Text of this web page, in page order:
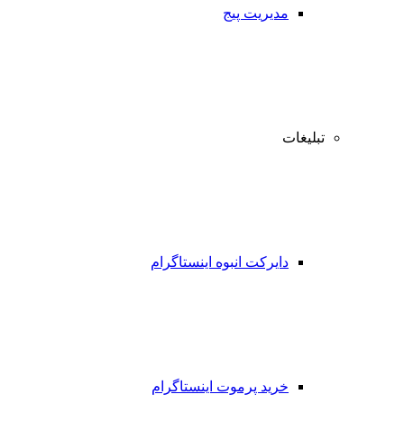
مدیریت پیج
تبلیغات
دایرکت انبوه اینستاگرام
خرید پرموت اینستاگرام